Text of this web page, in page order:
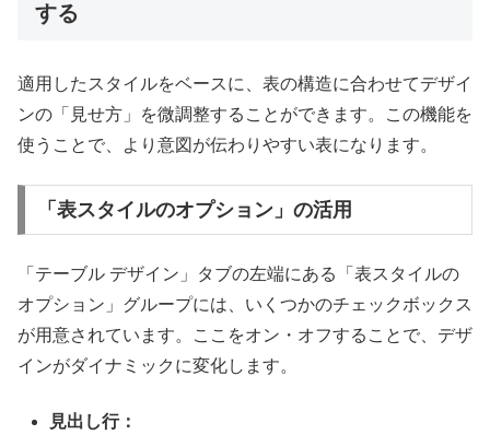
する
適用したスタイルをベースに、表の構造に合わせてデザイ
ンの「見せ方」を微調整することができます。この機能を
使うことで、より意図が伝わりやすい表になります。
「表スタイルのオプション」の活用
「テーブル デザイン」タブの左端にある「表スタイルの
オプション」グループには、いくつかのチェックボックス
が用意されています。ここをオン・オフすることで、デザ
インがダイナミックに変化します。
見出し行：